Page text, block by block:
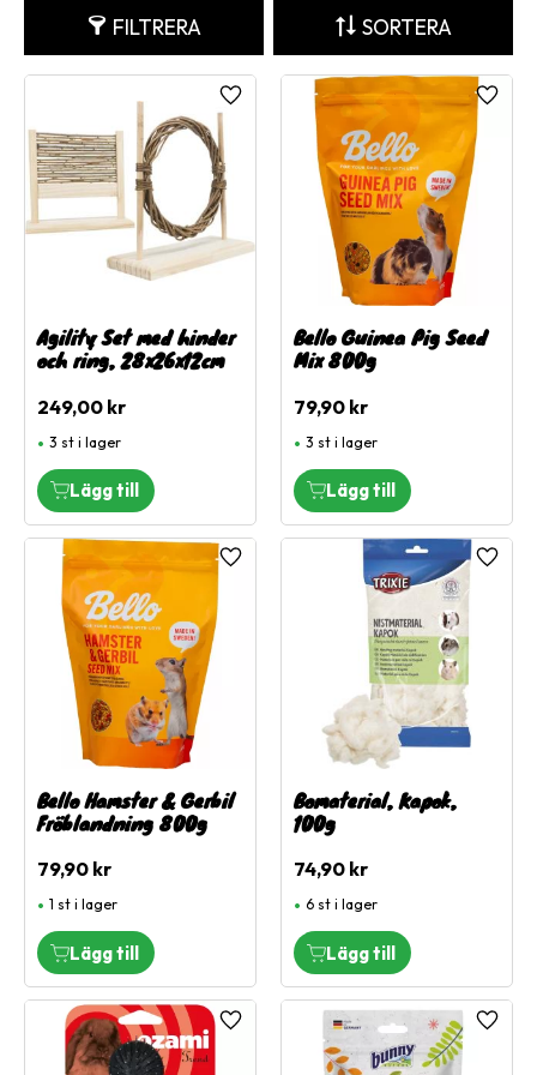
FILTRERA SORTERA
Agility Set med hinder
och ring, 28x26x12cm
249,00 kr
Lägg till i favoriter
3 st i lager
Bello Guinea Pig Seed
Mix 800g
79,90 kr
Lägg
3 st i lager
Bello Hamster & Gerbil
Fröblandning 800g
79,90 kr
Lägg till i favoriter
1 st i lager
Bomaterial, Kapok,
100g
74,90 kr
Lägg
6 st i lager
Lägg till i favoriter Lägg